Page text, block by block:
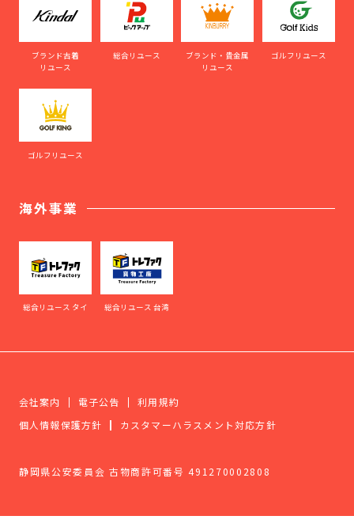
ブランド古着
リユース
総合リユース
ブランド・貴金属
リユース
ゴルフリユース
ゴルフリユース
海外事業
総合リユース タイ 総合リユース 台湾
会社案内 電子公告
利用規約
個人情報保護方針
カスタマーハラスメント対応方針
静岡県公安委員会 古物商許可番号 491270002808